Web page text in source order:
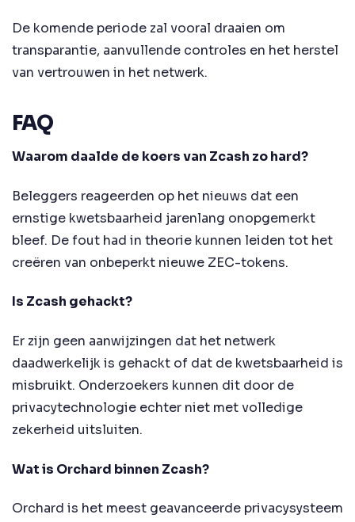
De komende periode zal vooral draaien om
transparantie, aanvullende controles en het herstel
van vertrouwen in het netwerk.
FAQ
Waarom daalde de koers van Zcash zo hard?
Beleggers reageerden op het nieuws dat een
ernstige kwetsbaarheid jarenlang onopgemerkt
bleef. De fout had in theorie kunnen leiden tot het
creëren van onbeperkt nieuwe ZEC-tokens.
Is Zcash gehackt?
Er zijn geen aanwijzingen dat het netwerk
daadwerkelijk is gehackt of dat de kwetsbaarheid is
misbruikt. Onderzoekers kunnen dit door de
privacytechnologie echter niet met volledige
zekerheid uitsluiten.
Wat is Orchard binnen Zcash?
Orchard is het meest geavanceerde privacysysteem